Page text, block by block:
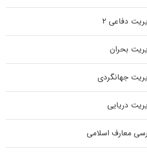
دفاعی ۲
بحران
جهانگردی
دریایی
معارف اسلامی